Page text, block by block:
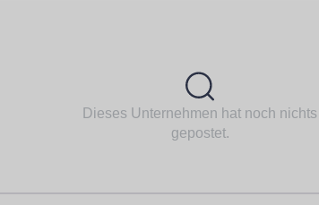
Dieses Unternehmen hat noch nichts
gepostet.